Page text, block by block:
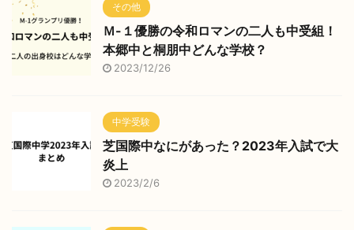
その他
Ｍ-１優勝の令和ロマンの二人も中受組！
本郷中と桐朋中どんな学校？
2023/12/26
中学受験
芝国際中なにがあった？2023年入試で大
炎上
2023/2/6